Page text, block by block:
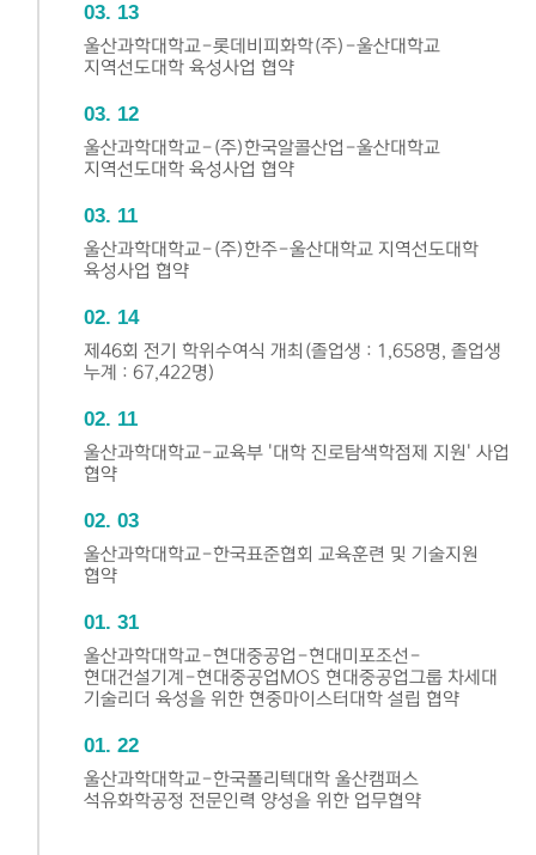
03 13
울산과학대학교-롯데비피화학(주)-울산대학교
지역선도대학 육성사업 협약
03 12
울산과학대학교-(주)한국알콜산업-울산대학교
지역선도대학 육성사업 협약
03 11
울산과학대학교-(주)한주-울산대학교 지역선도대학
육성사업 협약
02 14
제46회 전기 학위수여식 개최(졸업생 : 1,658명, 졸업생
누계 : 67,422명)
02 11
울산과학대학교-교육부 '대학 진로탐색학점제 지원' 사업
협약
02 03
울산과학대학교-한국표준협회 교육훈련 및 기술지원
협약
01 31
울산과학대학교-현대중공업-현대미포조선-
현대건설기계-현대중공업MOS 현대중공업그룹 차세대
기술리더 육성을 위한 현중마이스터대학 설립 협약
01 22
울산과학대학교-한국폴리텍대학 울산캠퍼스
석유화학공정 전문인력 양성을 위한 업무협약